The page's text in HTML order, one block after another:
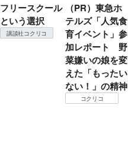
フリースクール
という選択
講談社コクリコ
（PR）東急ホ
テルズ「人気食
育イベント」参
加レポート 野
菜嫌いの娘を変
えた「もったい
ない！」の精神
コクリコ